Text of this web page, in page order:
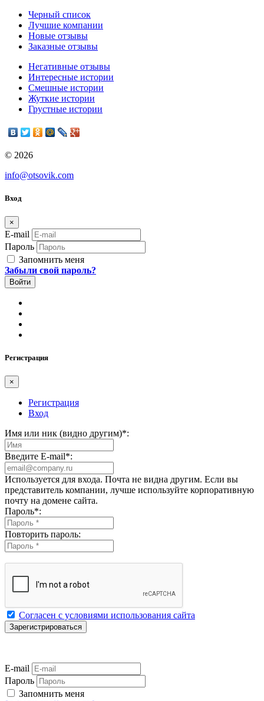
Черный список
Лучшие компании
Новые отзывы
Заказные отзывы
Негативные отзывы
Интересные истории
Смешные истории
Жуткие истории
Грустные истории
© 2026
info@otsovik.com
Вход
×
E-mail
Пароль
Запомнить меня
Забыли свой пароль?
Регистрация
×
Регистрация
Вход
Имя или ник (видно другим)*:
Введите E-mail*:
Используется для входа. Почта не видна другим. Если вы
представитель компании, лучше используйте корпоративную
почту на домене сайта.
Пароль*:
Повторить пароль:
Согласен с условиями использования сайта
E-mail
Пароль
Запомнить меня